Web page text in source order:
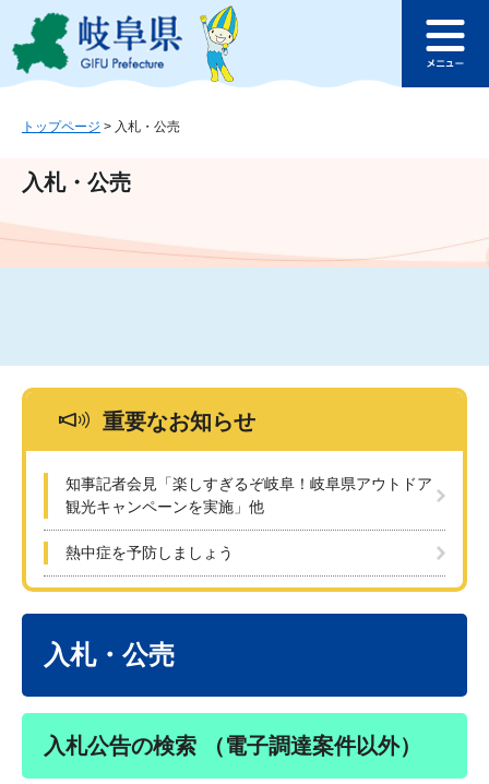
ジ
ュ
文
このページの本文へ
ュ
トップページ > 入札・公売
入札・公売
重要なお知らせ
知事記者会見「楽しすぎるぞ岐阜！岐阜県アウトドア
観光キャンペーンを実施」他
熱中症を予防しましょう
入札・公売
入札公告の検索 （電子調達案件以外）